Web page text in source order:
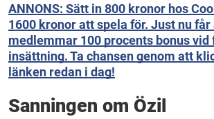
ANNONS: Sätt in 800 kronor hos
1600 kronor att spela för. Just nu får
medlemmar 100 procents bonus vid
insättning. Ta chansen genom att
länken redan i dag!
Sanningen om Özil